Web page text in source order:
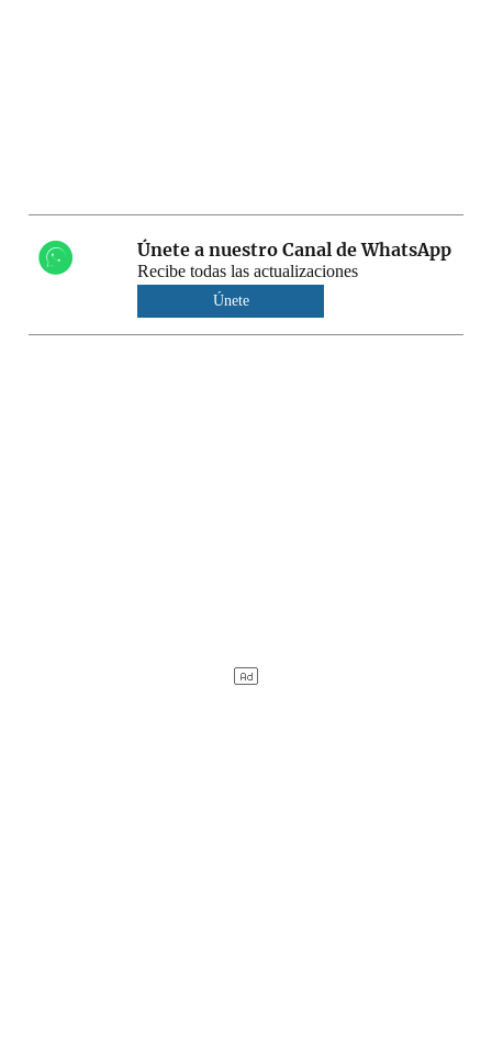
Únete a nuestro Canal de WhatsApp
Recibe todas las actualizaciones
Únete